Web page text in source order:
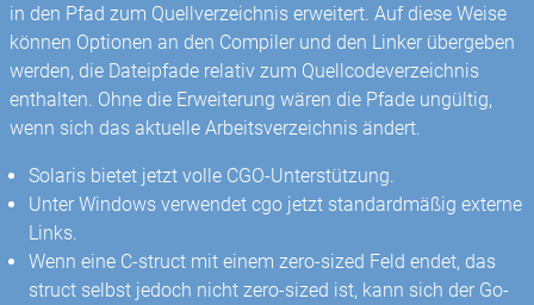
in den Pfad zum Quellverzeichnis erweitert. Auf diese Weise
können Optionen an den Compiler und den Linker übergeben
werden, die Dateipfade relativ zum Quellcodeverzeichnis
enthalten. Ohne die Erweiterung wären die Pfade ungültig,
wenn sich das aktuelle Arbeitsverzeichnis ändert.
Solaris bietet jetzt volle CGO-Unterstützung.
Unter Windows verwendet cgo jetzt standardmäßig externe
Links.
Wenn eine C-struct mit einem zero-sized Feld endet, das
struct selbst jedoch nicht zero-sized ist, kann sich der Go-